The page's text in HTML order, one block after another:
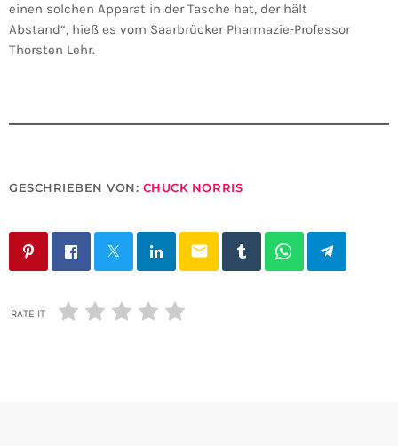
einen solchen Apparat in der Tasche hat, der hält
Abstand“, hieß es vom Saarbrücker Pharmazie-Professor
Thorsten Lehr.
GESCHRIEBEN VON: CHUCK NORRIS
email
RATE IT